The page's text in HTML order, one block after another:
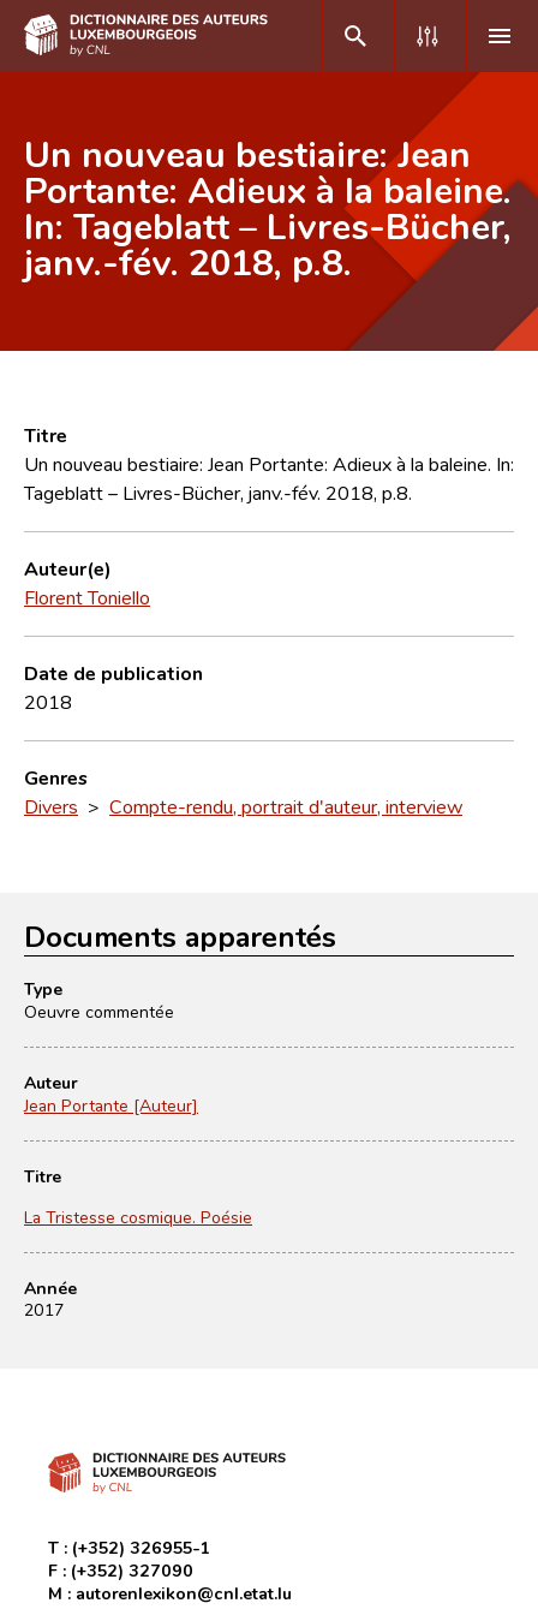
DE FR
Accueil
Auteur(e)s A-Z
Équipe scientifique
Contact
Un nouveau bestiaire: Jean
Portante: Adieux à la baleine.
In: Tageblatt – Livres-Bücher,
janv.-fév. 2018, p.8.
Titre
Un nouveau bestiaire: Jean Portante: Adieux à la baleine. In:
Tageblatt – Livres-Bücher, janv.-fév. 2018, p.8.
Auteur(e)
Florent Toniello
Date de publication
2018
Genres
Divers > Compte-rendu, portrait d'auteur, interview
Documents apparentés
Type
Oeuvre commentée
Auteur
Jean Portante [Auteur]
Titre
La Tristesse cosmique. Poésie
Année
2017
T : (+352) 326955-1
F : (+352) 327090
M : autorenlexikon@cnl.etat.lu